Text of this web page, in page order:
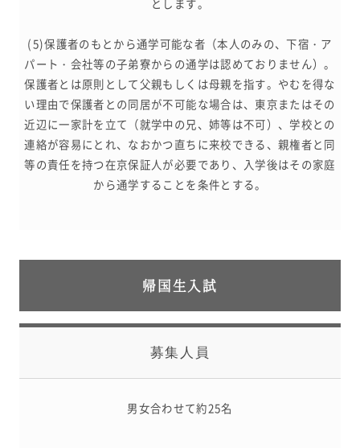
とします。
(5)保護者のもとから通学可能な者（本人のみの、下宿・ア
パート・会社等の子弟寮からの通学は認めておりません）。
保護者とは原則として父親もしくは母親を指す。やむを得な
い理由で保護者との同居が不可能な場合は、東京またはその
近辺に一家計を立て（就学中の兄、姉等は不可）、学校との
連絡が容易にとれ、なおかつ直ちに来校できる、親権者と同
等の責任を持つ在京保証人が必要であり、入学後はその家庭
から通学することを条件とする。
帰国生入試
募集人員
男女合わせて約25名